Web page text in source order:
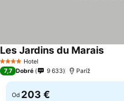
4 Počet hviezdičiek
Hotel
Les Jardins du Marais
7,7 Dobré 9 633 Paríž
Od 203 €